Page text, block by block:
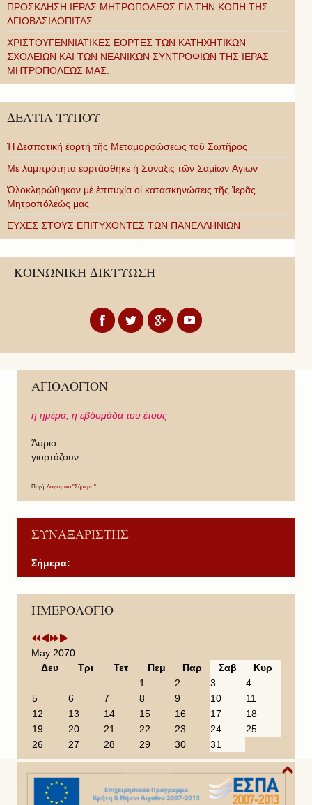
ΠΡΟΣΚΛΗΣΗ ΙΕΡΑΣ ΜΗΤΡΟΠΟΛΕΩΣ ΓΙΑ ΤΗΝ ΚΟΠΗ ΤΗΣ
ΑΓΙΟΒΑΣΙΛΟΠΙΤΑΣ
ΧΡΙΣΤΟΥΓΕΝΝΙΑΤΙΚΕΣ ΕΟΡΤΕΣ ΤΩΝ ΚΑΤΗΧΗΤΙΚΩΝ
ΣΧΟΛΕΙΩΝ ΚΑΙ ΤΩΝ ΝΕΑΝΙΚΩΝ ΣΥΝΤΡΟΦΙΩΝ ΤΗΣ ΙΕΡΑΣ
ΜΗΤΡΟΠΟΛΕΩΣ ΜΑΣ.
ΔΕΛΤΙΑ ΤΥΠΟΥ
Ἡ Δεσποτική ἑορτή τῆς Μεταμορφώσεως τοῦ Σωτῆρος
Με λαμπρότητα ἑορτάσθηκε ἡ Σύναξις τῶν Σαμίων Ἁγίων
Ὁλοκληρώθηκαν μὲ ἐπιτυχία οἱ κατασκηνώσεις τῆς Ἱερᾶς
Μητροπόλεώς μας
ΕΥΧΕΣ ΣΤΟΥΣ ΕΠΙΤΥΧΟΝΤΕΣ ΤΩΝ ΠΑΝΕΛΛΗΝΙΩΝ
ΚΟΙΝΩΝΙΚΗ ΔΙΚΤΥΩΣΗ
ΑΓΙΟΛΟΓΙΟΝ
η ημέρα, η εβδομάδα του έτους
Άυριο
γιορτάζουν:
Πηγή: Λογισμικό "Σήμερα"
ΣΥΝΑΞΑΡΙΣΤΗΣ
Σήμερα:
ΗΜΕΡΟΛΟΓΙΟ
P
r
v
i
e
a
r
P
r
v
i
o
o
n
t
h
N
e
t
Y
e
N
e
t
M
May 2070
Δευ
Τρι Τετ Πεμ Παρ Σαβ
Κυρ
1
2 3
4
5
6 7 8 9 10
11
12
13 14 15 16 17
18
19
20 21 22 23 24
25
26
27 28 29 30 31